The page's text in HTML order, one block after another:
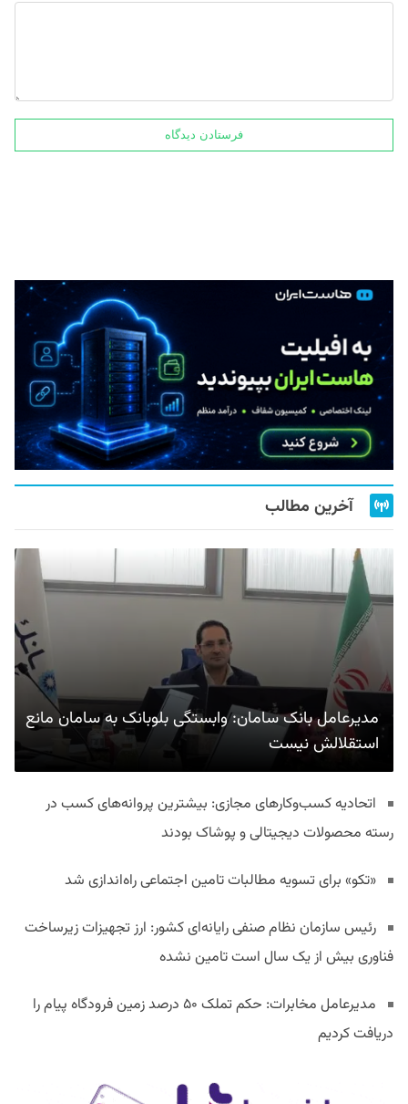
آخرین مطالب
مدیرعامل بانک سامان: وابستگی بلوبانک به سامان مانع
استقلالش نیست
اتحادیه کسب‌وکارهای مجازی: بیشترین پروانه‌های کسب در
رسته محصولات دیجیتالی و پوشاک بودند
«تکو» برای تسویه مطالبات تامین اجتماعی راه‌اندازی شد
رئیس سازمان نظام صنفی رایانه‌ای کشور: ارز تجهیزات زیرساخت
فناوری بیش از یک سال است تامین نشده
مدیرعامل مخابرات: حکم تملک ۵۰ درصد زمین فرودگاه پیام را
دریافت کردیم